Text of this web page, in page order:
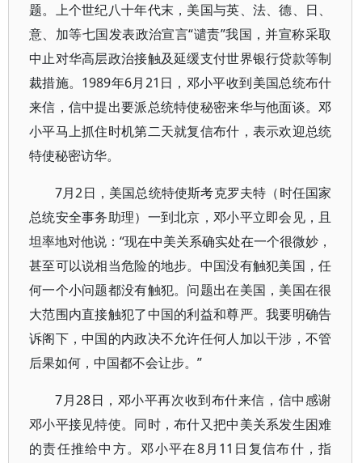
题。上个世纪八十年代末，美国与英、法、德、日、
意、加等七国发表政治宣言“谴责”我国，并宣称采取
中止对华高层政治接触及延缓支付世界银行贷款等制
裁措施。1989年6月21日，邓小平收到美国总统布什
来信，信中提出要派总统特使秘密来华与他面谈。邓
小平马上抓住时机第二天就复信布什，表示欢迎总统
特使秘密访华。
7月2日，美国总统特使斯考克罗夫特（时任国家
总统安全事务助理）一到北京，邓小平立即会见，且
坦率地对他说：“现在中美关系确实处在一个很微妙，
甚至可以说相当危险的地步。中国没有触犯美国，任
何一个小问题都没有触犯。问题出在美国，美国在很
大范围内直接触犯了中国的利益和尊严。我要明确告
诉阁下，中国的内政决不允许任何人加以干涉，不管
后果如何，中国都不会让步。”
7月28日，邓小平再次收到布什来信，信中感谢
邓小平接见特使。同时，布什又把中美关系发生困难
的责任推给中方。邓小平在8月11日复信布什，指